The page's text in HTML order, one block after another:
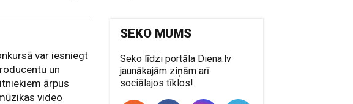
var iesniegt
un
ārpus
video
SEKO MUMS
Seko līdzi portāla Diena.lv
jaunākajām ziņām arī
sociālajos tīklos!